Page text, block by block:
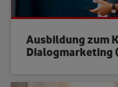
Ausbildung zum
Dialogmarketing